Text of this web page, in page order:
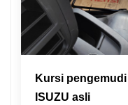
Kursi
ISUZU asli